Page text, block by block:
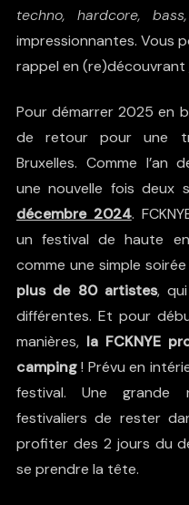
techno, hardcore,
impressionnantes. Vous
rappel en (re)découvrant
Pour démarrer 2025 en
de retour pour une
Bruxelles. Comme l’an
une nouvelle fois deux
décembre 2024.
un festival de haute
comme une simple
plus de 80 artistes,
différentes. Et pour
manières, la FCKNYE
camping! Prévu en
festival. Une grande
festivaliers de rester
profiter des 2 jours du
se prendre la tête.